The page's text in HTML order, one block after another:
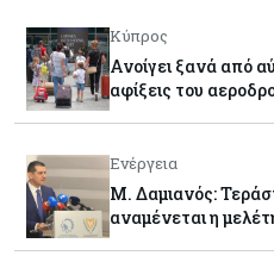
Κύπρος
Ανοίγει ξανά από
αφίξεις του
Ενέργεια
Μ. Δαμιανός:
αναμένεται η